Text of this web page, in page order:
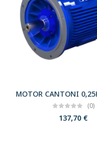
(0)
137,70 €